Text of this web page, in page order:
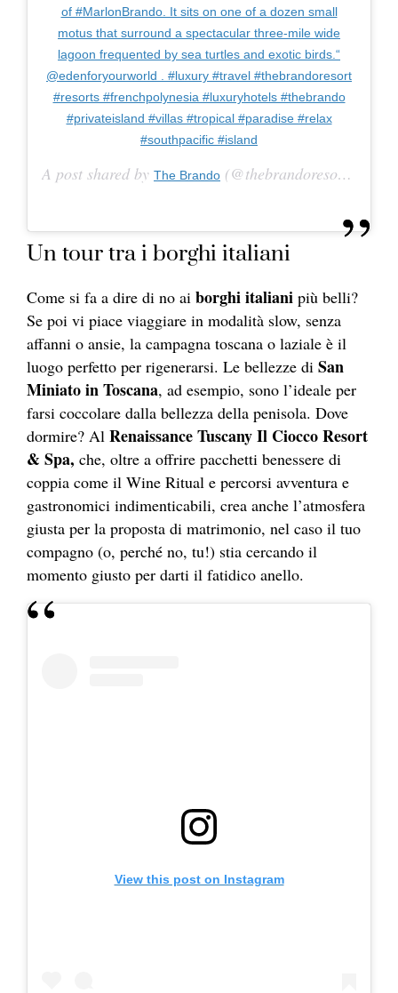
of #MarlonBrando. It sits on one of a dozen small
motus that surround a spectacular three-mile wide
lagoon frequented by sea turtles and exotic birds.“
@edenforyourworld . #luxury #travel #thebrandoresort
#resorts #frenchpolynesia #luxuryhotels #thebrando
#privateisland #villas #tropical #paradise #relax
#southpacific #island
A post shared by The Brando (@thebrandoresort) on
Un tour tra i borghi italiani
Come si fa a dire di no ai borghi italiani più belli?
Se poi vi piace viaggiare in modalità slow, senza
affanni o ansie, la campagna toscana o laziale è il
luogo perfetto per rigenerarsi. Le bellezze di San
Miniato in Toscana, ad esempio, sono l’ideale per
farsi coccolare dalla bellezza della penisola. Dove
dormire? Al Renaissance Tuscany Il Ciocco Resort
& Spa, che, oltre a offrire pacchetti benessere di
coppia come il Wine Ritual e percorsi avventura e
gastronomici indimenticabili, crea anche l’atmosfera
giusta per la proposta di matrimonio, nel caso il tuo
compagno (o, perché no, tu!) stia cercando il
momento giusto per darti il fatidico anello.
View this post on Instagram